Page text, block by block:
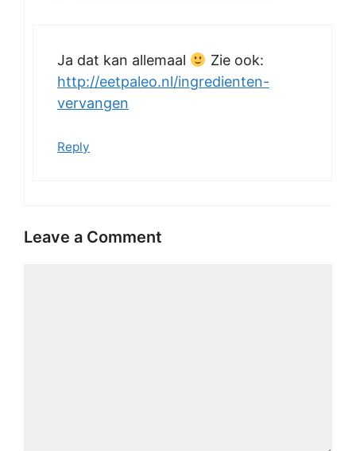
Ja dat kan allemaal
Zie ook:
http://eetpaleo.nl/ingredienten-
vervangen
Reply
Leave a Comment